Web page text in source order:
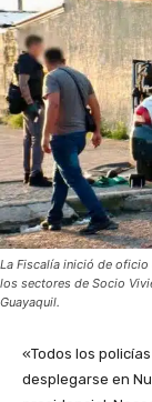
La Fiscalía inició de
los sectores de Socio
Guayaquil.
«Todos los
desplegarse en